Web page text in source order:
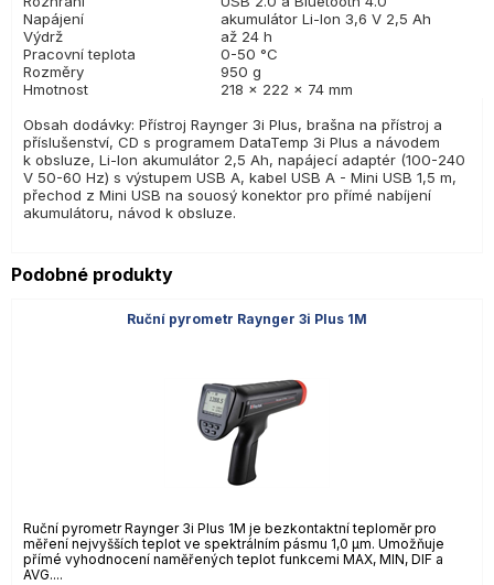
Napájení
akumulátor Li-Ion 3,6 V 2,5 Ah
Výdrž
až 24 h
Pracovní teplota
0-50 °C
Rozměry
950 g
Hmotnost
218 × 222 × 74 mm
Obsah dodávky: Přístroj Raynger 3i Plus, brašna na přístroj a
příslušenství, CD s programem DataTemp 3i Plus a návodem
k obsluze, Li-Ion akumulátor 2,5 Ah, napájecí adaptér (100-240
V 50-60 Hz) s výstupem USB A, kabel USB A - Mini USB 1,5 m,
přechod z Mini USB na souosý konektor pro přímé nabíjení
akumulátoru, návod k obsluze.
Podobné produkty
Ruční pyrometr Raynger 3i Plus 1M
Ruční pyrometr Raynger 3i Plus 1M je bezkontaktní teploměr pro
měření nejvyšších teplot ve spektrálním pásmu 1,0 µm. Umožňuje
přímé vyhodnocení naměřených teplot funkcemi MAX, MIN, DIF a
AVG....